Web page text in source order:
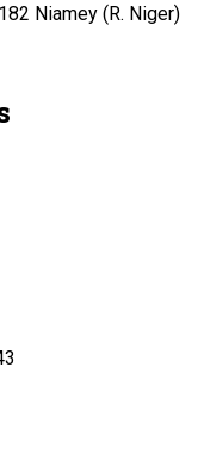
Niamey (R. Niger)